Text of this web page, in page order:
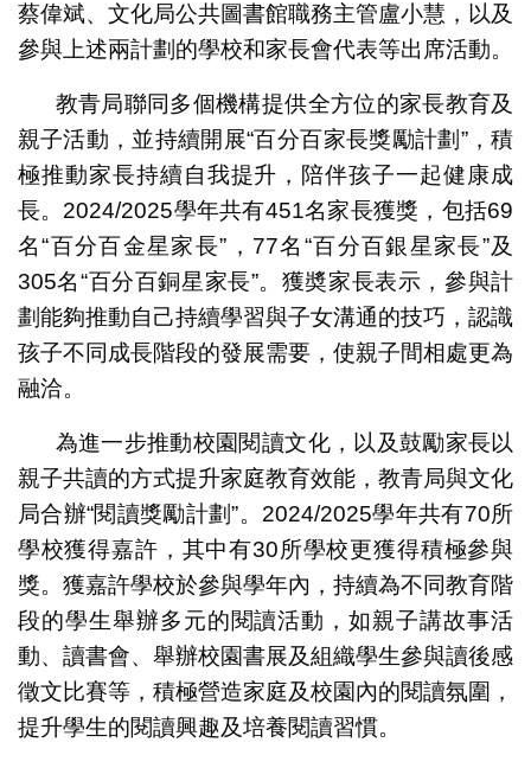
蔡偉斌、文化局公共圖書館職務主管盧小慧，以及
參與上述兩計劃的學校和家長會代表等出席活動。
教青局聯同多個機構提供全方位的家長教育及
親子活動，並持續開展“百分百家長獎勵計劃”，積
極推動家長持續自我提升，陪伴孩子一起健康成
長。2024/2025學年共有451名家長獲獎，包括69
名“百分百金星家長”，77名“百分百銀星家長”及
305名“百分百銅星家長”。獲奬家長表示，參與計
劃能夠推動自己持續學習與子女溝通的技巧，認識
孩子不同成長階段的發展需要，使親子間相處更為
融洽。
為進一步推動校園閱讀文化，以及鼓勵家長以
親子共讀的方式提升家庭教育效能，教青局與文化
局合辦“閱讀獎勵計劃”。2024/2025學年共有70所
學校獲得嘉許，其中有30所學校更獲得積極參與
獎。獲嘉許學校於參與學年內，持續為不同教育階
段的學生舉辦多元的閱讀活動，如親子講故事活
動、讀書會、舉辦校園書展及組織學生參與讀後感
徵文比賽等，積極營造家庭及校園內的閱讀氛圍，
提升學生的閱讀興趣及培養閱讀習慣。